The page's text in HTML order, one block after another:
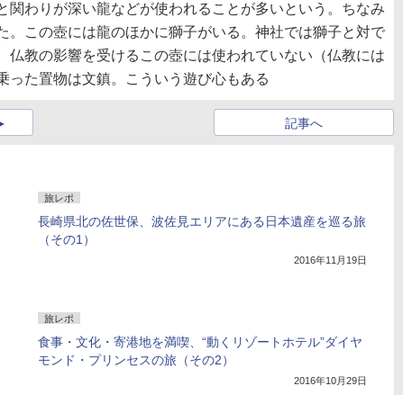
わりが深い龍などが使われることが多いという。ちなみ
この壺には龍のほかに獅子がいる。神社では獅子と対で
教の影響を受けるこの壺には使われていない（仏教には
った置物は文鎮。こういう遊び心もある
記事へ
旅レポ
長崎県北の佐世保、波佐見エリアにある日本遺産を巡る旅
（その1）
2016年11月19日
旅レポ
食事・文化・寄港地を満喫、“動くリゾートホテル”ダイヤ
モンド・プリンセスの旅（その2）
2016年10月29日